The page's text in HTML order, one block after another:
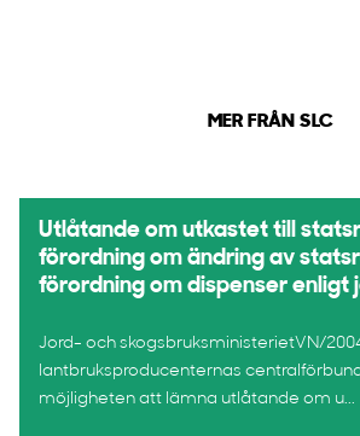
MER FRÅN SLC
Utlåtande om utkastet till
förordning om ändring av
förordning om dispenser enligt
Jord- och skogsbruksministerietVN/
lantbruksproducenternas
möjligheten att lämna utlåtande om u...